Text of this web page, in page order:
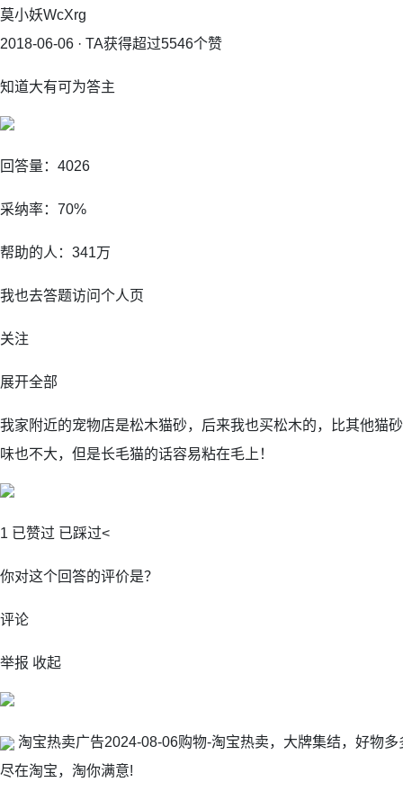
莫小妖WcXrg
2018-06-06 · TA获得超过5546个赞
知道大有可为答主
回答量：4026
采纳率：70%
帮助的人：341万
我也去答题访问个人页
关注
展开全部
我家附近的宠物店是松木猫砂，后来我也买松木的，比其他猫
味也不大，但是长毛猫的话容易粘在毛上！
1 已赞过 已踩过<
你对这个回答的评价是？
评论
举报 收起
淘宝热卖广告2024-08-06购物-淘宝热卖，大牌集结，好物
尽在淘宝，淘你满意!